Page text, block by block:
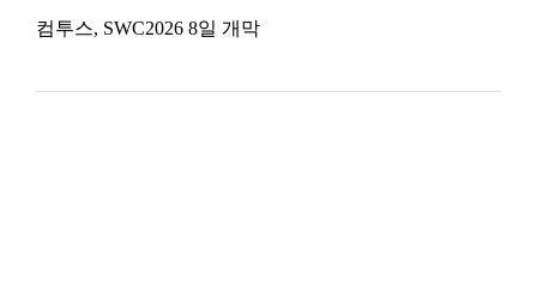
컴투스, SWC2026 8일 개막